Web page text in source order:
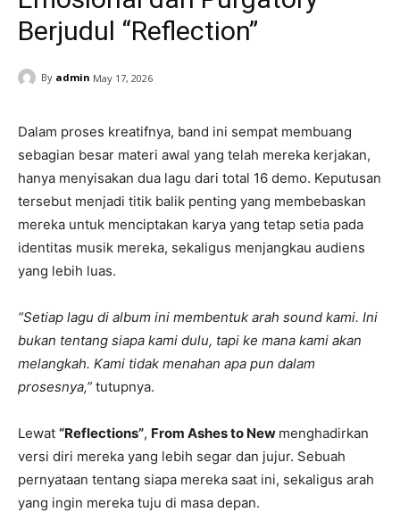
Berjudul “Reflection”
By admin May 17, 2026
Dalam proses kreatifnya, band ini sempat membuang
sebagian besar materi awal yang telah mereka kerjakan,
hanya menyisakan dua lagu dari total 16 demo. Keputusan
tersebut menjadi titik balik penting yang membebaskan
mereka untuk menciptakan karya yang tetap setia pada
identitas musik mereka, sekaligus menjangkau audiens
yang lebih luas.
“Setiap lagu di album ini membentuk arah sound kami. Ini
bukan tentang siapa kami dulu, tapi ke mana kami akan
melangkah. Kami tidak menahan apa pun dalam
prosesnya,” tutupnya.
Lewat “Reflections”, From Ashes to New menghadirkan
versi diri mereka yang lebih segar dan jujur. Sebuah
pernyataan tentang siapa mereka saat ini, sekaligus arah
yang ingin mereka tuju di masa depan.